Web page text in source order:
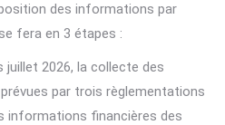
des informations par
fera en 3 étapes :
juillet 2026, la collecte des
par trois règlementations
informations financières des